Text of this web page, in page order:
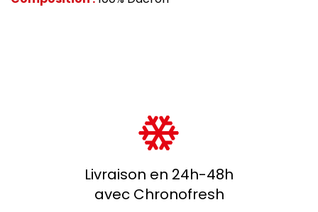
Livraison en 24h-48h
avec Chronofresh